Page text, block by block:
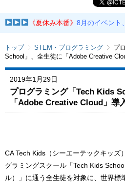
《夏休み本番》8月のイベント
トップ STEM・プログラミング
プ
School」、全生徒に「Adobe Creative
2019年1月29日
プログラミング「Tech Kids
「Adobe Creative Cloud」導
CA Tech Kids（シーエーテックキッズ
グラミングスクール「Tech Kids
ル）」に通う全生徒を対象に、世界標